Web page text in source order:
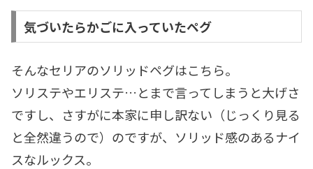
気づいたらかごに入っていたペグ
そんなセリアのソリッドペグはこちら。
ソリステやエリステ…とまで言ってしまうと大げさ
ですし、さすがに本家に申し訳ない（じっくり見る
と全然違うので）のですが、ソリッド感のあるナイ
スなルックス。